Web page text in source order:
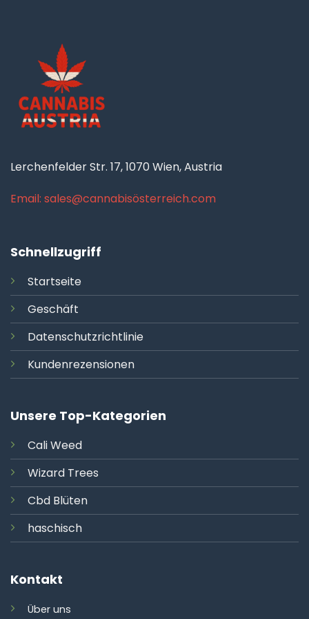
Lerchenfelder Str. 17, 1070 Wien, Austria
Email: sales@cannabisösterreich.com
Schnellzugriff
Startseite
Geschäft
Datenschutzrichtlinie
Kundenrezensionen
Unsere Top-Kategorien
CaliWeed
Wizard Trees
Cbd Blüten
haschisch
Kontakt
Über uns